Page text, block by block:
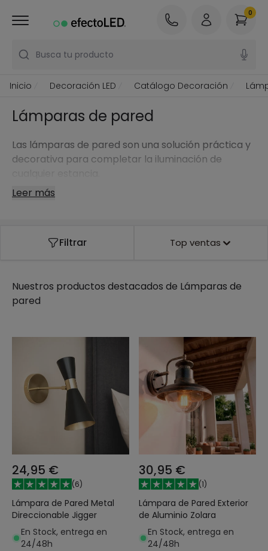
Busca tu producto
0
Inicio Decoración LED Catálogo Decoración
Lámparas de pared
Las lámparas de pared son una solución práctica y
decorativa para completar la iluminación de
Leer más
Filtrar Top ventas
Nuestros productos destacados de Lámparas de
pared
24,95 €
(6)
Lámpara de Pared Metal
Direccionable Jigger
En Stock, entrega en
24/48h
30,95 €
(1)
Lámpara de Pared Exterior
de Aluminio Zolara
En Stock, entrega en
24/48h